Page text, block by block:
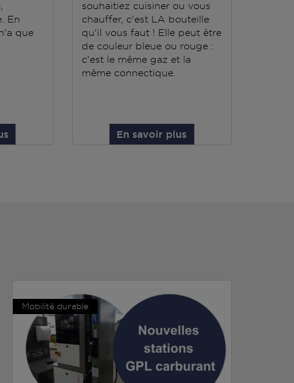
En
que
souhaitiez cuisiner ou vous
chauffer, c'est LA bouteille
qu'il vous faut ! Elle peut être
de couleur bleue ou rouge :
c'est le même gaz et la
même connectique.
En savoir plus
Mobilité durable